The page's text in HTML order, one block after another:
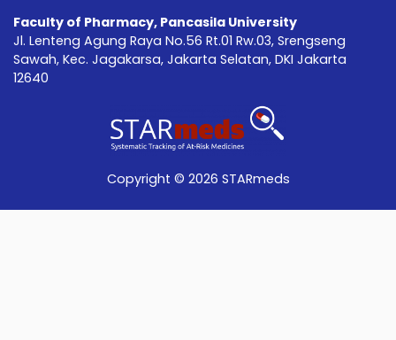
Faculty of Pharmacy, Pancasila University
Jl. Lenteng Agung Raya No.56 Rt.01 Rw.03, Srengseng
Sawah, Kec. Jagakarsa, Jakarta Selatan, DKI Jakarta
12640
Copyright © 2026 STARmeds